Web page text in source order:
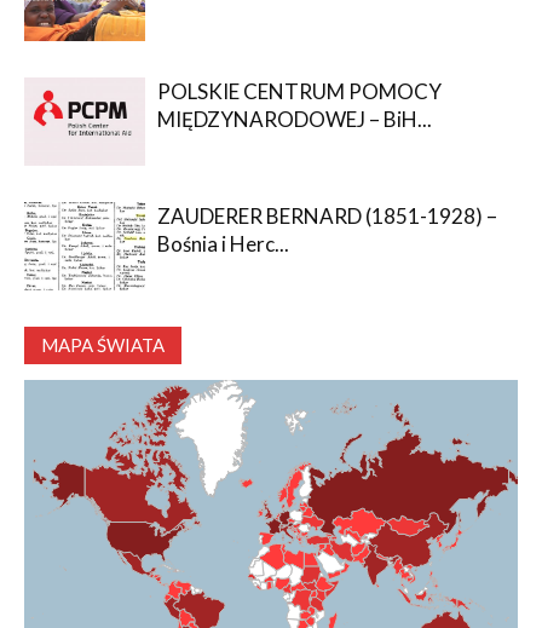
POLSKIE CENTRUM POMOCY
MIĘDZYNARODOWEJ – BiH...
ZAUDERER BERNARD (1851-1928) –
Bośnia i Herc...
MAPA ŚWIATA